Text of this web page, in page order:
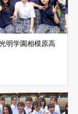
明学園相模原高